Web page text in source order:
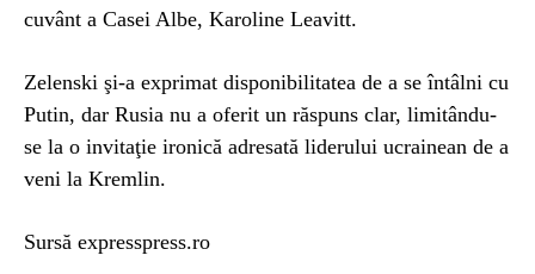
cuvânt a Casei Albe, Karoline Leavitt.
Zelenski şi-a exprimat disponibilitatea de a se întâlni cu
Putin, dar Rusia nu a oferit un răspuns clar, limitându-
se la o invitaţie ironică adresată liderului ucrainean de a
veni la Kremlin.
Sursă expresspress.ro